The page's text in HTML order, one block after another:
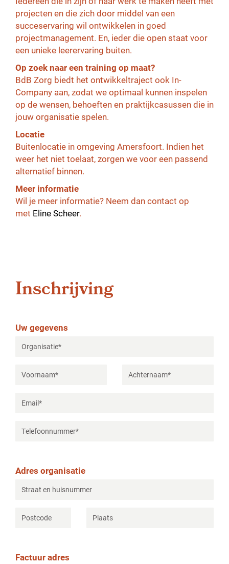
projecten en die zich door middel van een
succeservaring wil ontwikkelen in goed
projectmanagement. En, ieder die open staat voor
een unieke leerervaring buiten.
Op zoek naar een training op maat?
BdB Zorg biedt het ontwikkeltraject ook In-
Company aan, zodat we optimaal kunnen inspelen
op de wensen, behoeften en praktijkcasussen die in
jouw organisatie spelen.
Locatie
Buitenlocatie in omgeving Amersfoort. Indien het
weer het niet toelaat, zorgen we voor een passend
alternatief binnen.
Meer informatie
Wil je meer informatie? Neem dan contact op
met Eline Scheer.
Inschrijving
Uw gegevens
Adres organisatie
Factuur adres